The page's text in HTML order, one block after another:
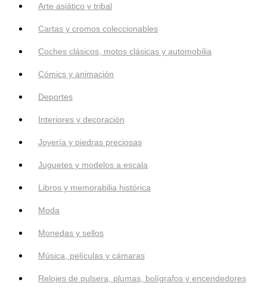
Arte asiático y tribal
Cartas y cromos coleccionables
Coches clásicos, motos clásicas y automobilia
Cómics y animación
Deportes
Interiores y decoración
Joyería y piedras preciosas
Juguetes y modelos a escala
Libros y memorabilia histórica
Moda
Monedas y sellos
Música, películas y cámaras
Relojes de pulsera, plumas, bolígrafos y encendedores